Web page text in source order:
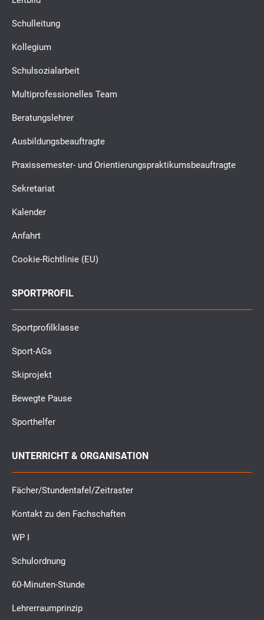
Schulleitung
Kollegium
Schulsozialarbeit
Multiprofessionelles Team
Beratungslehrer
Ausbildungsbeauftragte
Praxissemester- und Orientierungspraktikumsbeauftragte
Sekretariat
Kalender
Anfahrt
Cookie-Richtlinie (EU)
SPORTPROFIL
Sportprofilklasse
Sport-AGs
Skiprojekt
Bewegte Pause
Sporthelfer
UNTERRICHT & ORGANISATION
Fächer/Stundentafel/Zeitraster
Kontakt zu den Fachschaften
WP I
Schulordnung
60-Minuten-Stunde
Lehrerraumprinzip